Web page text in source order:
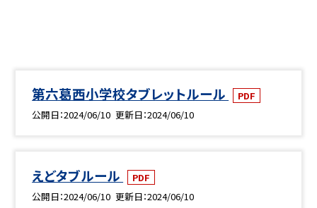
第六葛西小学校タブレットルール
PDF
公開日 2024/06/10 更新日 2024/06/10
えどタブルール
PDF
公開日 2024/06/10 更新日 2024/06/10